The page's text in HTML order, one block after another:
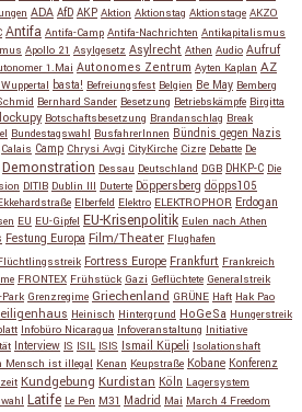
ADA AfD AKP Aktion Aktionstag Aktionstage AKZO
Antifa Antifa-Camp Antifa-Nachrichten Antikapitalismus
Apollo 21 Asylgesetz Asylrecht Athen Audio Aufruf
1.Mai Autonomes Zentrum Ayten Kaplan AZ
basta! Befreiungsfest Belgien Be May Bemberg
Bernhard Sander Besetzung Betriebskämpfe Birgitta
Botschaftsbesetzung Brandanschlag Break
Bundestagswahl BusfahrerInnen Bündnis gegen Nazis
Calais Camp Chrysi Avgi CityKirche Cizre Debatte De
Demonstration Dessau Deutschland DGB DHKP-C Die
DITIB Dublin III Duterte Döppersberg döpps105
Elberfeld Elektro ELEKTROPHOR Erdogan
EU EU-Gipfel EU-Krisenpolitik Eulen nach Athen
Festung Europa Film/Theater Flughafen
Fortress Europe Frankfurt Frankreich
FRONTEX Frühstück Gazi Geflüchtete Generalstreik
Park Grenzregime Griechenland GRÜNE Haft Hak Pao
Heinisch Hintergrund HoGeSa Hungerstreik
Infobüro Nicaragua Infoveranstaltung Initiative
Interview IS ISIL ISIS Ismail Küpeli Isolationshaft
Mensch ist illegal Kenan Keupstraße Kobane Konferenz
Kundgebung Kurdistan Köln Lagersystem
Latife Le Pen M31 Madrid Mai March 4 Freedom